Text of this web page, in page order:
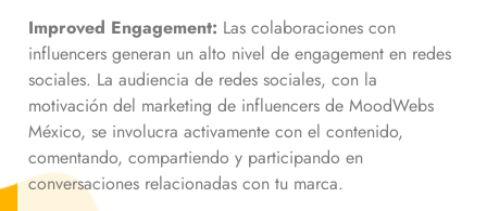
Improved Engagement: Las colaboraciones con
influencers generan un alto nivel de engagement en redes
sociales. La audiencia de redes sociales, con la
motivación del marketing de influencers de MoodWebs
México, se involucra activamente con el contenido,
comentando, compartiendo y participando en
conversaciones relacionadas con tu marca.